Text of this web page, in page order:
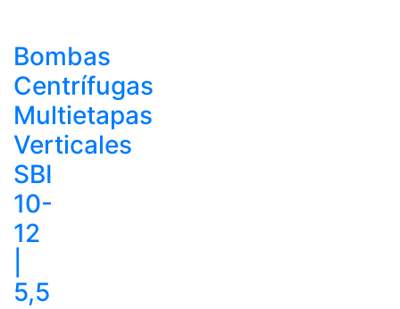
Bombas
Centrífugas
Multietapas
Verticales
SBI
10-
12
5,5